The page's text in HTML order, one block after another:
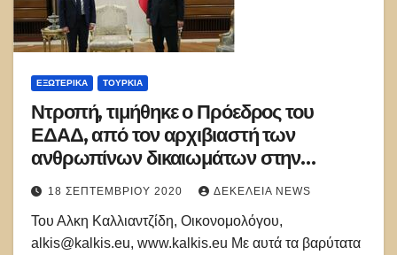
ΕΞΩΤΕΡΙΚΑ ΤΟΥΡΚΊΑ
Ντροπή, τιμήθηκε ο Πρόεδρος του
ΕΔΑΔ, από τον αρχιβιαστή των
ανθρωπίνων δικαιωμάτων στην
Τουρκία!
18 ΣΕΠΤΕΜΒΡΊΟΥ 2020 ΔΕΚΈΛΕΙΑ NEWS
Του Αλκη Καλλιαντζίδη, Οικονομολόγου,
alkis@kalkis.eu, www.kalkis.eu Με αυτά τα βαρύτατα